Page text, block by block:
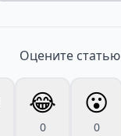
Оцените статью
😂
0
😮
0